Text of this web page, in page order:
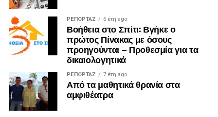
ΡΕΠΟΡΤΑΖ 6 έτη ago
Βοήθεια στο Σπίτι: Βγήκε ο
πρώτος Πίνακας με όσους
προηγούνται – Προθεσμία για τα
δικαιολογητικά
ΡΕΠΟΡΤΑΖ 7 έτη ago
Από τα μαθητικά θρανία στα
αμφιθέατρα